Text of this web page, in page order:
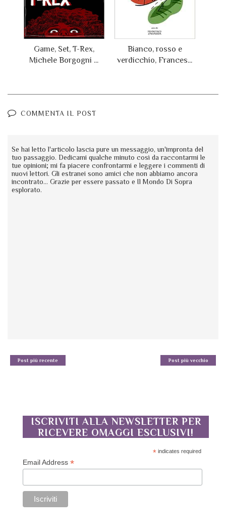
Game, Set, T-Rex,
Michele Borgogni ...
Bianco, rosso e
verdicchio, Frances...
COMMENTA IL POST
Se hai letto l'articolo lascia pure un messaggio, un'impronta del
tuo passaggio. Dedicami qualche minuto così da raccontarmi le
tue opinioni; mi fa piacere confrontarmi e leggere i commenti di
nuovi lettori. Gli estranei sono amici che non abbiamo ancora
incontrato... Grazie per essere passato e Il Mondo Di Sopra
esplorato.
Post più recente Post più vecchio
ISCRIVITI ALLA NEWSLETTER PER
RICEVERE OMAGGI ESCLUSIVI!
* indicates required
Email Address*